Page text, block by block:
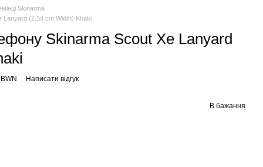
Skinarma
Lanyard (2.54 cm Width) Khaki
Skinarma Scout Xe Lanyard
Написати відгук
В бажання